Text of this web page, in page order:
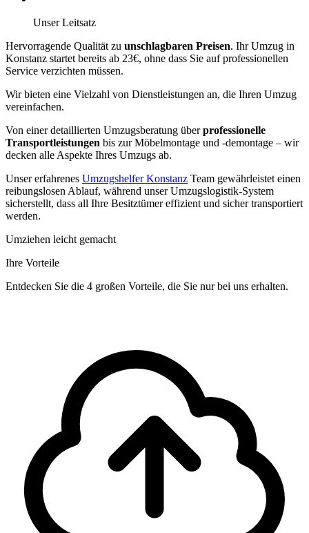
Unser Leitsatz
Hervorragende Qualität zu unschlagbaren Preisen. Ihr Umzug in
Konstanz startet bereits ab 23€, ohne dass Sie auf professionellen
Service verzichten müssen.
Wir bieten eine Vielzahl von Dienstleistungen an, die Ihren Umzug
vereinfachen.
Von einer detaillierten Umzugsberatung überprofessionelle
Transportleistungen bis zur Möbelmontage und -demontage – wir
decken alle Aspekte Ihres Umzugs ab.
Unser erfahrenes Umzugshelfer Konstanz Team gewährleistet einen
reibungslosen Ablauf, während unser Umzugslogistik-System
sicherstellt, dass all Ihre Besitztümer effizient und sicher transportiert
werden.
Umziehen leicht gemacht
Ihre Vorteile
Entdecken Sie die 4 großen Vorteile, die Sie nur bei uns erhalten.